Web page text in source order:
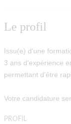
Le profil
Issu(e) d'une
3 ans d'expérience
permettant d'être
Votre candidature
PROFIL